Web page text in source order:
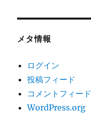
メタ情報
ログイン
投稿フィード
コメントフィード
WordPress.org